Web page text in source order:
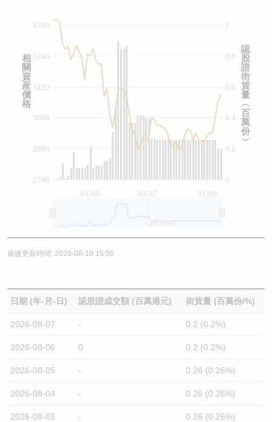
01/06 01/07 01/08
0
0.2
0.4
0.6
0.8
1
2760
2880
3000
3120
3240
3360
2026/07
認
股
證
街
貨
量
︵
百
萬
份
︶
相
關
資
産
價
格
最後更新時間: 2026-08-10 15:50
日期 (年-月-日) 認股證成交額 (百萬港元) 街貨量 (百萬份/%)
2026-08-07 - 0.2 (0.2%)
2026-08-06 0 0.2 (0.2%)
2026-08-05 - 0.26 (0.26%)
2026-08-04 - 0.26 (0.26%)
2026-08-03 - 0.26 (0.26%)
牛熊證文件及公告
牛熊證文件及公告 (瑞信)
收市競價變化